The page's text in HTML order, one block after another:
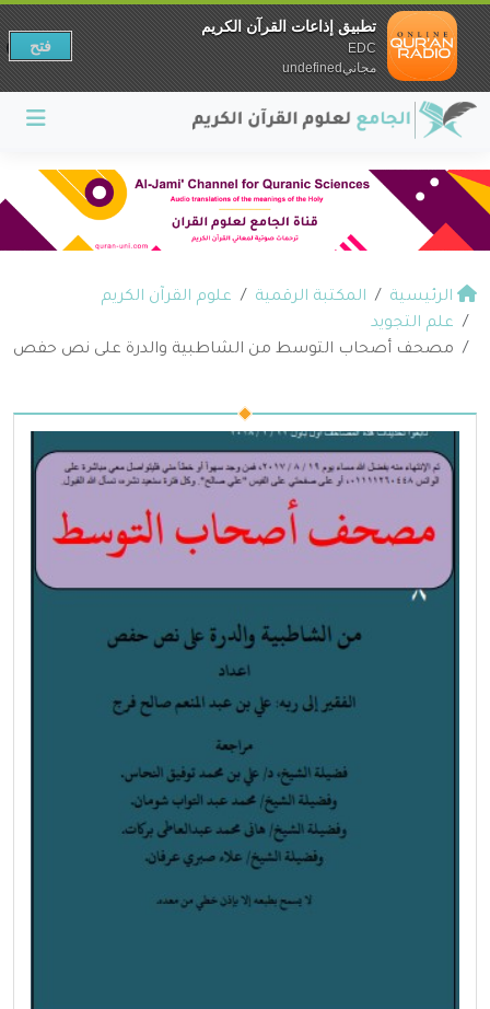
الرئيسية المكتبة الرقمية
علوم القرآن الكريم
علم التجويد
مصحف أصحاب التوسط من الشاطبية والدرة على نص حفص
تطبيق إذاعات القرآن الكريم
EDC
مجانيundefined
فتح